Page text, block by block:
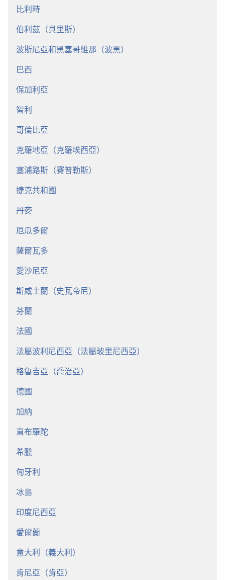
比利時
伯利茲（貝里斯）
波斯尼亞和黑塞哥維那（波黑）
巴西
保加利亞
智利
哥倫比亞
克羅地亞（克羅埃西亞）
塞浦路斯（賽普勒斯）
捷克共和國
丹麥
厄瓜多爾
薩爾瓦多
愛沙尼亞
斯威士蘭（史瓦帝尼）
芬蘭
法國
法屬波利尼西亞（法屬玻里尼西亞）
格魯吉亞（喬治亞）
德國
加納
直布羅陀
希臘
匈牙利
冰島
印度尼西亞
愛爾蘭
意大利（義大利）
肯尼亞（肯亞）